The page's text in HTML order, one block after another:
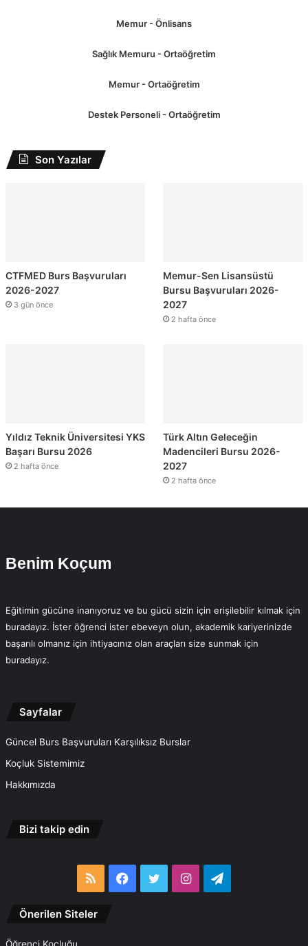
Memur - Önlisans
Sağlık Memuru - Ortaöğretim
Memur - Ortaöğretim
Destek Personeli - Ortaöğretim
Son Yazılar
CTFMED Burs Başvuruları
2026-2027
3 gün önce
Memur-Sen Lisansüstü
Bursu Başvuruları 2026-
2027
2 hafta önce
Yıldız Teknik Üniversitesi YKS
Başarı Bursu 2026
2 hafta önce
Türk Altın Geleceğin
Madencileri Bursu 2026-
2027
2 hafta önce
Benim Koçum
Eğitimin gücüne inanıyoruz ve bu gücü sizin için erişilebilir kılmak için
buradayız. İster öğrenci ister ebeveyn olun, akademik kariyerinizde
başarılı olmanız için ihtiyacınız olan araçları size sunmak için
buradayız.
Sayfalar
Güncel Burs Başvuruları Karşılıksız Burslar
Koçluk Sistemimiz
Hakkımızda
Bizi takip edin
RSS Facebook
TwitterInstagramTelegram
Önerilen Siteler